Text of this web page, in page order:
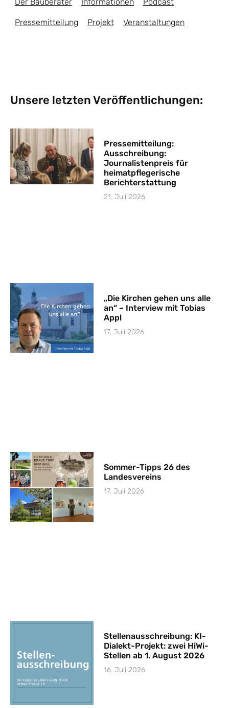
Pressemitteilung Projekt Veranstaltungen
Unsere letzten Veröffentlichungen:
Pressemitteilung:
Ausschreibung:
Journalistenpreis für
heimatpflegerische
Berichterstattung
21. Juli 2026
„Die Kirchen gehen uns alle
an“ – Interview mit Tobias
Appl
17. Juli 2026
Sommer-Tipps 26 des
Landesvereins
17. Juli 2026
Stellenausschreibung: KI-
Dialekt-Projekt: zwei HiWi-
Stellen ab 1. August 2026
16. Juli 2026